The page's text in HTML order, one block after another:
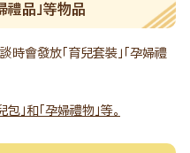
禮品」等物品
會發放「育兒套裝」「孕婦禮
」和「孕婦禮物」等。